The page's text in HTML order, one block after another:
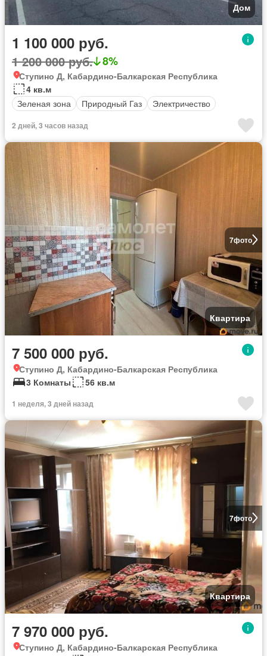
Дом
1 100 000 руб.
1 200 000 руб. 8%
Ступино Д, Кабардино-Балкарская Республика
4 кв.м
Зеленая зона
Природный Газ Электричество
2 дней, 3 часов назад
7фото
Квартира
7 500 000 руб.
Ступино Д, Кабардино-Балкарская Республика
3 Комнаты
56 кв.м
1 неделя, 3 дней назад
7фото
Квартира
7 970 000 руб.
Ступино Д, Кабардино-Балкарская Республика